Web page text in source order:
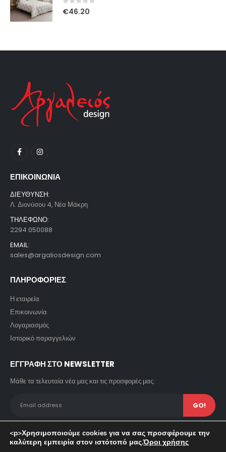
0out of 5
€46.20
ΕΠΙΚΟΙΝΩΝΙΑ
ΔΙΕΥΘΥΝΣΗ:
Λ. Διονύσου 4, Νέα Μάκρη
ΤΗΛΕΦΩΝΟ:
2294 050088
EMAIL:
sales@argaliosdesign.com
ΠΛΗΡΟΦΟΡΙΕΣ
Η εταιρεία
Επικοινωνία
Λογαριασμός
Ιστορικό παραγγελιών
ΕΓΓΡΑΦΗ ΣΤΟ NEWSLETTER
Μάθε τα τελευταία νέα μας και τις προσφορές μας:
<p>Χρησιμοποιούμε cookies για να σας προσφέρουμε την
καλύτερη εμπειρία στον ιστότοπό μας.Όροι χρήσης